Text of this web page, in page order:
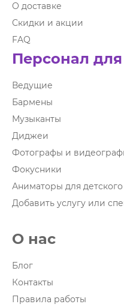
О доставке
Скидки и акции
FAQ
Персонал
Ведущие
Бармены
Музыканты
Диджеи
Фотографы и
Фокусники
Аниматоры для
Добавить услугу или
О нас
Блог
Контакты
Правила работы